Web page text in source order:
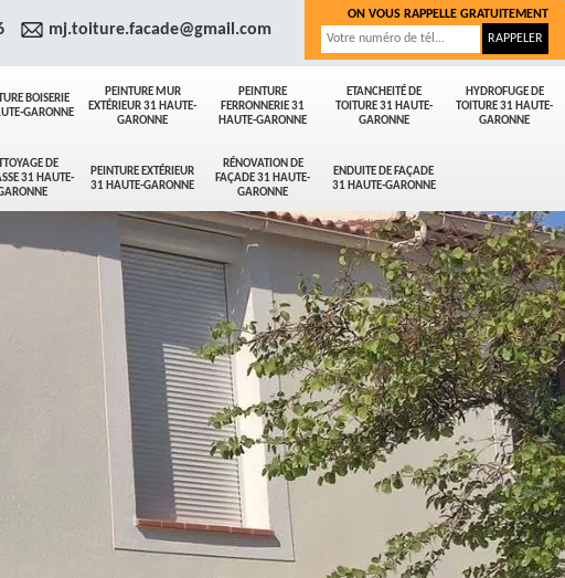
BOISERIE
GARONNE
PEINTURE MUR
EXTÉRIEUR 31 HAUTE-
GARONNE
PEINTURE
FERRONNERIE 31
HAUTE-GARONNE
ETANCHEITÉ DE
TOITURE 31 HAUTE-
GARONNE
HYDROFUGE DE
TOITURE 31 HAUTE-
GARONNE
DE
31 HAUTE-
PEINTURE EXTÉRIEUR
31 HAUTE-GARONNE
RÉNOVATION DE
FAÇADE 31 HAUTE-
GARONNE
ENDUITE DE FAÇADE
31 HAUTE-GARONNE
mj.toiture.facade@gmail.com
ON VOUS RAPPELLE GRATUITEMENT